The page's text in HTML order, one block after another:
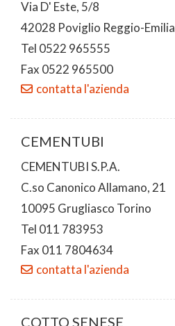
Via D' Este, 5/8
42028 Poviglio Reggio-Emilia
Tel 0522 965555
Fax 0522 965500
contatta l'azienda
CEMENTUBI
CEMENTUBI S.P.A.
C.so Canonico Allamano, 21
10095 Grugliasco Torino
Tel 011 783953
Fax 011 7804634
contatta l'azienda
COTTO SENESE